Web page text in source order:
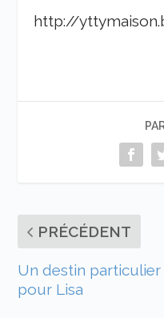
http://
PRÉCÉDENT
Un destin particulier
pour Lisa